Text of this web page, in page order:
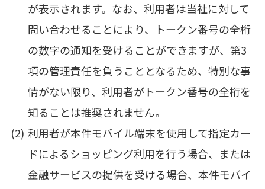
が表示されます。なお、利用者は当社に対して
問い合わせることにより、トークン番号の全桁
の数字の通知を受けることができますが、第3
項の管理責任を負うこととなるため、特別な事
情がない限り、利用者がトークン番号の全桁を
知ることは推奨されません。
利用者が本件モバイル端末を使用して指定カー
ドによるショッピング利用を行う場合、または
金融サービスの提供を受ける場合、本件モバイ